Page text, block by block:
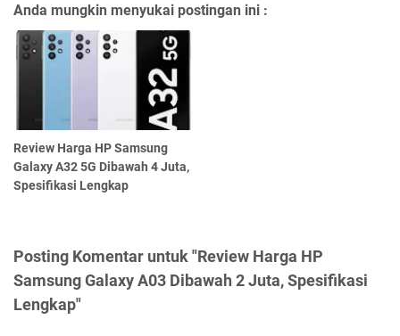
Anda mungkin menyukai postingan ini :
Review Harga HP Samsung
Galaxy A32 5G Dibawah 4 Juta,
Spesifikasi Lengkap
Posting Komentar untuk "Review Harga HP
Samsung Galaxy A03 Dibawah 2 Juta, Spesifikasi
Lengkap"